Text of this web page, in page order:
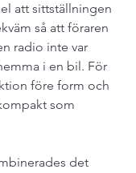
att sittställningen
så att föraren
radio inte var
i en bil. För
före form och
som
det